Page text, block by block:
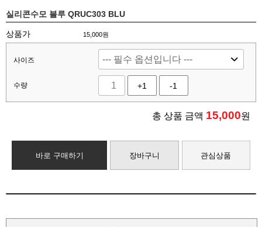
실리콘수모 블루 QRUC303 BLU
상품가 15,000원
사이즈
수량 +1 -1
총 상품 금액 15,000원
바로 구매하기 장바구니 관심상품